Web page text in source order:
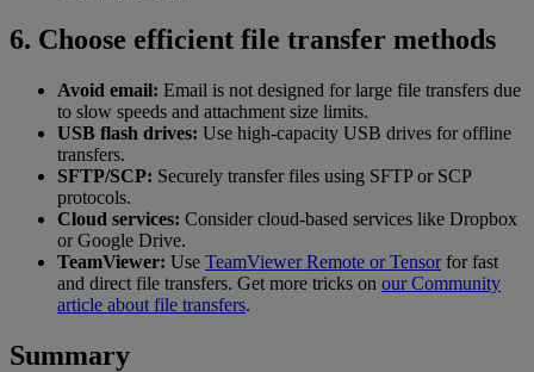
6. Choose efficient file transfer methods
Avoid email: Email is not designed for large file transfers due
to slow speeds and attachment size limits.
USB flash drives: Use high-capacity USB drives for offline
transfers.
SFTP/SCP: Securely transfer files using SFTP or SCP
protocols.
Cloud services: Consider cloud-based services like Dropbox
or Google Drive.
TeamViewer: Use TeamViewer Remote or Tensorfor fast
and direct file transfers. Get more tricks on our Community
article about file transfers.
Summary